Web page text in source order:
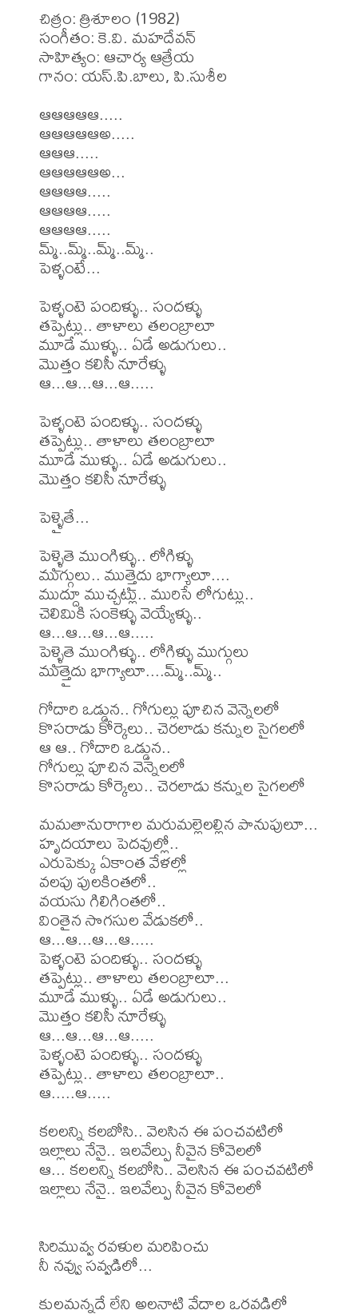
చిత్రం: త్రిశూలం (1982)
సంగీతం: కె.వి. మహదేవన్
సాహిత్యం: ఆచార్య ఆత్రేయ
గానం: యస్.పి.బాలు, పి.సుశీల
ఆఆఆఆఆ.....
ఆఆఆఆఆఅ.....
ఆఆఆ.....
ఆఆఆఆఆఅ...
ఆఆఆఆ.....
ఆఆఆఆ.....
ఆఆఆఆ.....
మ్మ్..మ్మ్..మ్మ్..మ్మ్..
పెళ్ళంటే...
పెళ్ళంటె పందిళ్ళు.. సందళ్ళు
తప్పెట్లు.. తాళాలు తలంబ్రాలూ
మూడే ముళ్ళు.. ఏడే అడుగులు..
మొత్తం కలిసీ నూరేళ్ళు
ఆ...ఆ...ఆ...ఆ.....
పెళ్ళంటె పందిళ్ళు.. సందళ్ళు
తప్పెట్లు.. తాళాలు తలంబ్రాలూ
మూడే ముళ్ళు.. ఏడే అడుగులు..
మొత్తం కలిసీ నూరేళ్ళు
పెళ్ళైతే...
పెళ్ళైతె ముంగిళ్ళు.. లోగిళ్ళు
ముగ్గులు.. ముత్తైదు భాగ్యాలూ....
ముద్దూ ముచ్చట్లు.. మురిసే లోగుట్లు..
చెలిమికి సంకెళ్ళు వెయ్యేళ్ళు..
ఆ...ఆ...ఆ...ఆ.....
పెళ్ళైతె ముంగిళ్ళు.. లోగిళ్ళు ముగ్గులు
ముత్తైదు భాగ్యాలూ....మ్మ్..మ్మ్..
గోదారి ఒడ్డున.. గోగుల్లు పూచిన వెన్నెలలో
కొసరాడు కోర్కెలు.. చెరలాడు కన్నుల సైగలలో
ఆ ఆ.. గోదారి ఒడ్డున..
గోగుల్లు పూచిన వెన్నెలలో
కొసరాడు కోర్కెలు.. చెరలాడు కన్నుల సైగలలో
మమతానురాగాల మరుమల్లెలల్లిన పానుపులూ...
హృదయాలు పెదవుల్లో..
ఎరుపెక్కు ఏకాంత వేళల్లో
వలపు పులకింతలో..
వయసు గిలిగింతలో..
వింతైన సొగసుల వేడుకలో..
ఆ...ఆ...ఆ...ఆ.....
పెళ్ళంటె పందిళ్ళు.. సందళ్ళు
తప్పెట్లు.. తాళాలు తలంబ్రాలూ...
మూడే ముళ్ళు.. ఏడే అడుగులు..
మొత్తం కలిసీ నూరేళ్ళు
ఆ...ఆ...ఆ...ఆ.....
పెళ్ళంటె పందిళ్ళు.. సందళ్ళు
తప్పెట్లు.. తాళాలు తలంబ్రాలూ..
ఆ.....ఆ.....
కలలన్ని కలబోసి.. వెలసిన ఈ పంచవటిలో
ఇల్లాలు నేనై.. ఇలవేల్పు నీవైన కోవెలలో
ఆ... కలలన్ని కలబోసి.. వెలసిన ఈ పంచవటిలో
ఇల్లాలు నేనై.. ఇలవేల్పు నీవైన కోవెలలో
సిరిమువ్వ రవళుల మరిపించు
నీ నవ్వు సవ్వడిలో...
కులమన్నదే లేని అలనాటి వేదాల ఒరవడిలో